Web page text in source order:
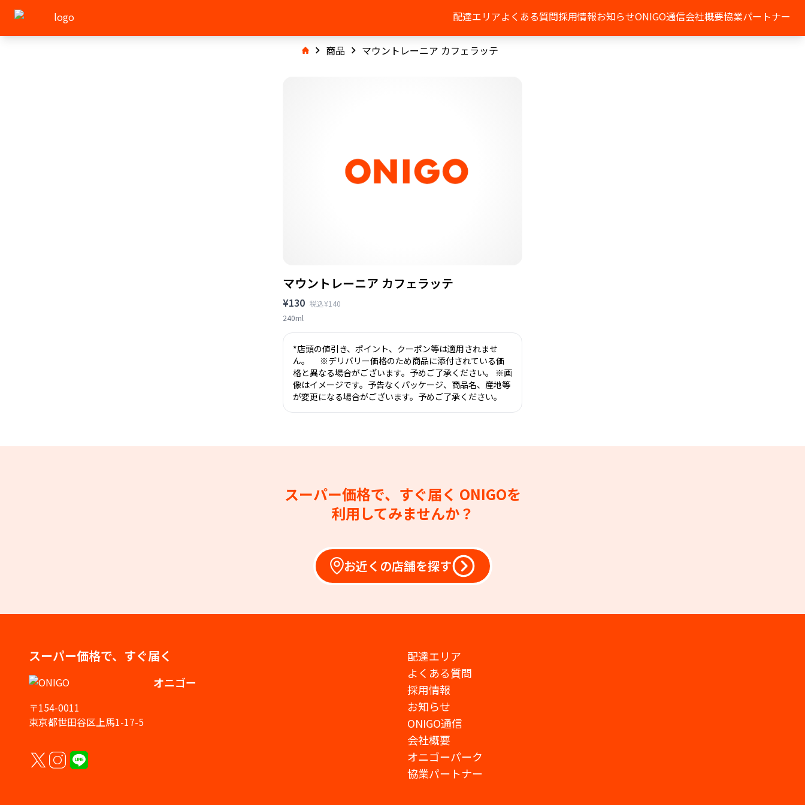
配達エリアよくある質問採用情報お知らせONIGO通信会社概要協業パートナー
商品 マウントレーニア カフェラッテ
マウントレーニア カフェラッテ
¥130 税込¥140
240ml
*店頭の値引き、ポイント、クーポン等は適用されませ
ん。 ※デリバリー価格のため商品に添付されている価
格と異なる場合がございます。予めご了承ください。 ※画
像はイメージです。予告なくパッケージ、商品名、産地等
が変更になる場合がございます。予めご了承ください。
スーパー価格で、すぐ届く ONIGOを
利用してみませんか？
お近くの店舗を探す
スーパー価格で、すぐ届く
オニゴー
〒154-0011
東京都世田谷区上馬1-17-5
配達エリア
よくある質問
採用情報
お知らせ
ONIGO通信
会社概要
オニゴーパーク
協業パートナー